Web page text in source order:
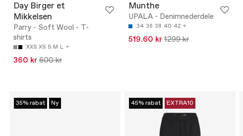
Day Birger et
Mikkelsen
Parry - Soft Wool - T-
shirts
XXS XS S M L
360 kr 600 kr
Munthe
UPALA - Denimnederdele
34 36 38 40 42
519.60 kr 1299 kr
35% rabat Ny 45% rabat EXTRA10